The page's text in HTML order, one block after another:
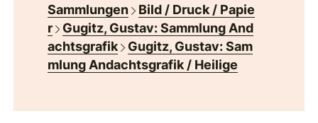
Sammlungen
Bild / Druck / Papie
r
Gugitz, Gustav: Sammlung And
achtsgrafik
Gugitz, Gustav: Sam
mlung Andachtsgrafik / Heilige